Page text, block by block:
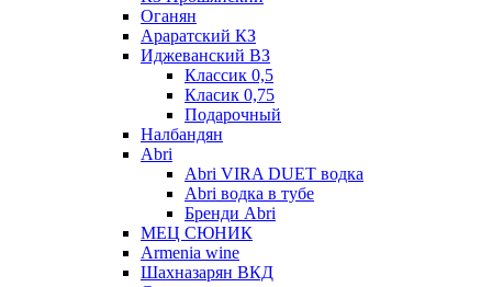
Оганян
Араратский КЗ
Иджеванский ВЗ
Классик 0,5
Класик 0,75
Подарочный
Налбандян
Abri
Abri VIRA DUET водка
Abri водка в тубе
Бренди Abri
МЕЦ СЮНИК
Armenia wine
Шахназарян ВКД